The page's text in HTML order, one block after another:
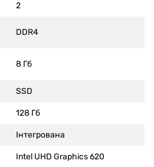
2
DDR4
8 Гб
SSD
128 Гб
Інтегрована
Intel UHD Graphics 620